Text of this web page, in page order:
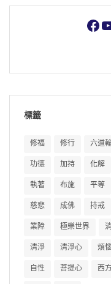
標籤
修福 修行 六道
功德 加持 化解
執著 布施 平等
慈悲 成佛 持戒
業障 極樂世界
清淨 清淨心 煩
自性 菩提心 西